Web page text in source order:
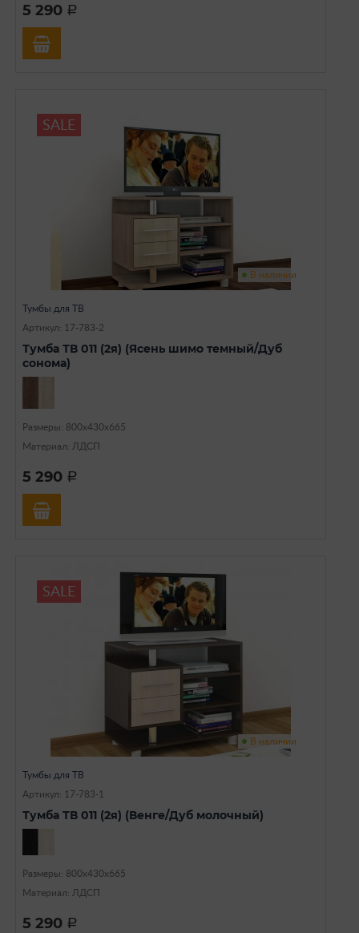
5 290 a
SALE
В наличии
Тумбы для ТВ
Артикул: 17-783-2
Тумба ТВ 011 (2я) (Ясень шимо темный/Дуб
сонома)
Размеры: 800х430х665
Материал: ЛДСП
5 290 a
SALE
В наличии
Тумбы для ТВ
Артикул: 17-783-1
Тумба ТВ 011 (2я) (Венге/Дуб молочный)
Размеры: 800х430х665
Материал: ЛДСП
5 290 a